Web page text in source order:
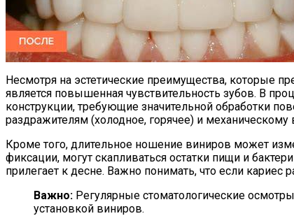
Несмотря на эстетические преимущества, которые
является повышенная чувствительность зубов. В
конструкции, требующие значительной обработки
раздражителям (холодное, горячее) и механическому
Кроме того, длительное ношение виниров может
фиксации, могут скапливаться остатки пищи и
прилегает к десне. Важно понимать, что если кариес
Важно: Регулярные стоматологические
установкой виниров.